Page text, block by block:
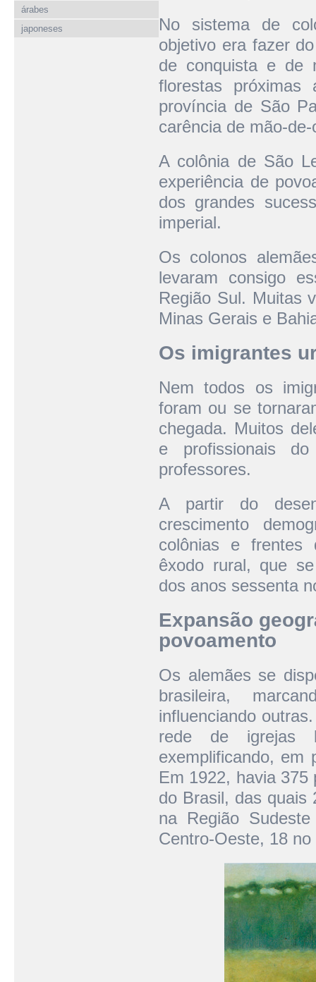
árabes
japoneses
No sistema de
objetivo era fazer
de conquista e de
florestas
província de São
carência de mão-
A colônia de São
experiência de
dos grandes
imperial.
Os colonos
levaram consigo
Região Sul. Muitas
Minas Gerais e
Os imigrantes
Nem todos os
foram ou se
chegada. Muitos
e profissionais
professores.
A partir do
crescimento
colônias e frentes
êxodo rural, que
dos anos sessenta
Expansão
povoamento
Os alemães se
brasileira,
influenciando
rede de igrejas
exemplificando, em
Em 1922, havia 375
do Brasil, das quais
na Região
Centro-Oeste, 18